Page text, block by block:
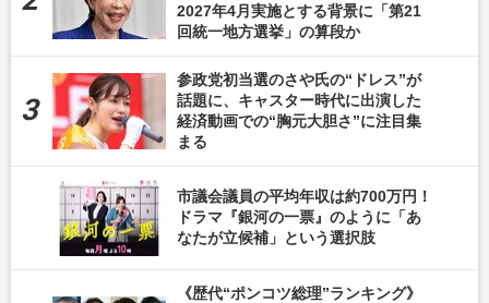
2027年4月実施とする背景に「第21
回統一地方選挙」の算段か
参政党初当選のさや氏の“ドレス”が
話題に、キャスター時代に出演した
経済動画での“胸元大胆さ”に注目集
まる
市議会議員の平均年収は約700万円！
ドラマ『銀河の一票』のように「あ
なたが立候補」という選択肢
《歴代“ポンコツ総理”ランキング》